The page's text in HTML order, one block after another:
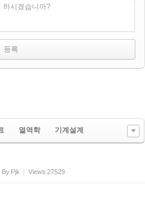
하시겠습니까?
열역학 기계설계
By Pjk Views 27529